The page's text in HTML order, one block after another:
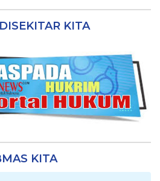
KITA
KITA